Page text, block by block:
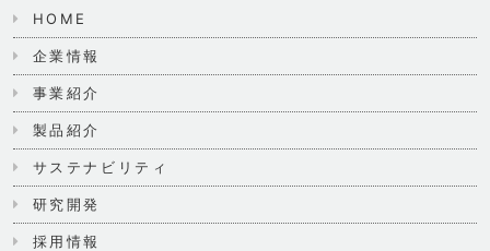
HOME
企業情報
事業紹介
製品紹介
サステナビリティ
研究開発
採用情報